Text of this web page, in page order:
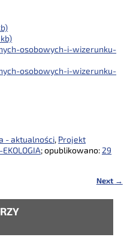
osobowych-i-wizerunku-
osobowych-i-wizerunku-
- aktualności, Projekt
; opublikowano: 29
Next →